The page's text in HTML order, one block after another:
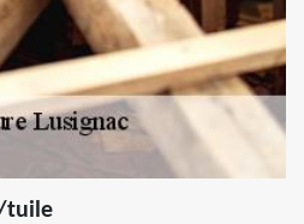
tuile